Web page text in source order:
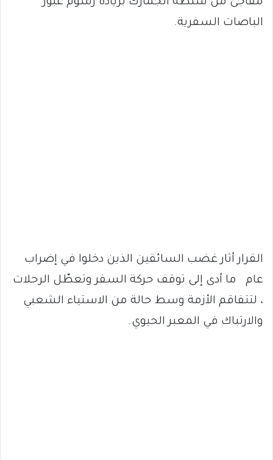
مفاجئ من سلطة الجمارك بزيادة رسوم عبور
الباصات السفرية.
القرار أثار غضب السائقين الذين دخلوا في إضراب
عام ما أدى إلى توقف حركة السفر وتعطّل الرحلات
، لتتفاقم الأزمة وسط حالة من الاستياء الشعبي
والارتباك في المعبر الحيوي.